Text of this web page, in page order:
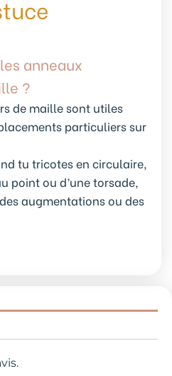
anneaux
?
de maille sont utiles
particuliers sur
tu tricotes en circulaire,
point ou d’une torsade,
augmentations ou des